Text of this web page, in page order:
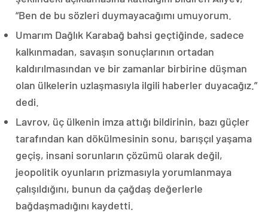
“Ben de bu sözleri duymayacağımı umuyorum.
Umarım Dağlık Karabağ bahsi geçtiğinde, sadece
kalkınmadan, savaşın sonuçlarının ortadan
kaldırılmasından ve bir zamanlar birbirine düşman
olan ülkelerin uzlaşmasıyla ilgili haberler duyacağız.”
dedi.
Lavrov, üç ülkenin imza attığı bildirinin, bazı güçler
tarafından kan dökülmesinin sonu, barışçıl yaşama
geçiş, insani sorunların çözümü olarak değil,
jeopolitik oyunların prizmasıyla yorumlanmaya
çalışıldığını, bunun da çağdaş değerlerle
bağdaşmadığını kaydetti.